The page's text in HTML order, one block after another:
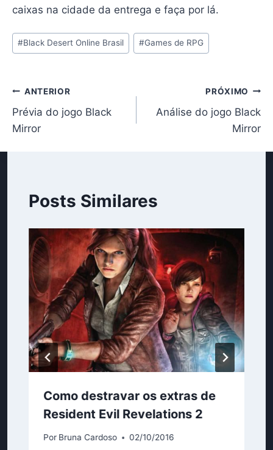
caixas na cidade da entrega e faça por lá.
Tags
do
#Black Desert Online Brasil #Games de RPG
Navegação
de
ANTERIOR
Prévia do jogo Black
Mirror
PRÓXIMO
Análise do jogo Black
Mirror
Posts Similares
Como destravar os extras de
Resident Evil Revelations 2
Por Bruna Cardoso 02/10/2016